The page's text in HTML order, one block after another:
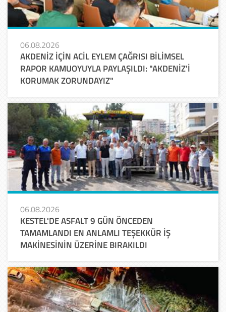
06.08.2026
AKDENİZ İÇİN ACİL EYLEM ÇAĞRISI BİLİMSEL
RAPOR KAMUOYUYLA PAYLAŞILDI: "AKDENİZ'İ
KORUMAK ZORUNDAYIZ"
06.08.2026
KESTEL'DE ASFALT 9 GÜN ÖNCEDEN
TAMAMLANDI EN ANLAMLI TEŞEKKÜR İŞ
MAKİNESİNİN ÜZERİNE BIRAKILDI